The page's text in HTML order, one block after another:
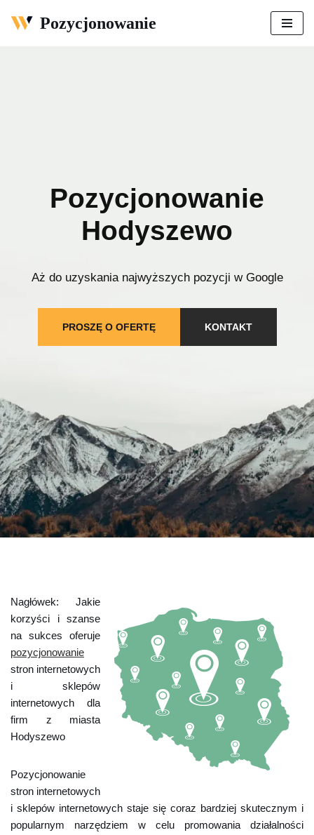
Pozycjonowanie
Pozycjonowanie
Hodyszewo
Aż do uzyskania najwyższych pozycji w Google
PROSZĘ O OFERTĘ KONTAKT
Nagłówek: Jakie
korzyści i szanse
na sukces oferuje
pozycjonowanie
stron internetowych
i sklepów
internetowych dla
firm z miasta
Hodyszewo
Pozycjonowanie
stron internetowych
i sklepów internetowych staje się coraz bardziej skutecznym i
popularnym narzędziem w celu promowania działalności